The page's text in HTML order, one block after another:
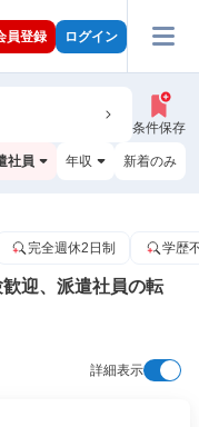
員登録 ログイン
条件保存
社員 年収 新着のみ
完全週休2日制 学歴
迎、派遣社員の転
詳細表示